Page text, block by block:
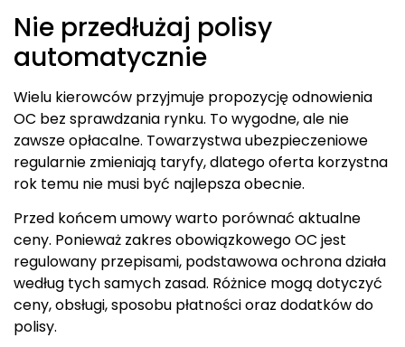
Nie przedłużaj polisy
automatycznie
Wielu kierowców przyjmuje propozycję odnowienia
OC bez sprawdzania rynku. To wygodne, ale nie
zawsze opłacalne. Towarzystwa ubezpieczeniowe
regularnie zmieniają taryfy, dlatego oferta korzystna
rok temu nie musi być najlepsza obecnie.
Przed końcem umowy warto porównać aktualne
ceny. Ponieważ zakres obowiązkowego OC jest
regulowany przepisami, podstawowa ochrona działa
według tych samych zasad. Różnice mogą dotyczyć
ceny, obsługi, sposobu płatności oraz dodatków do
polisy.